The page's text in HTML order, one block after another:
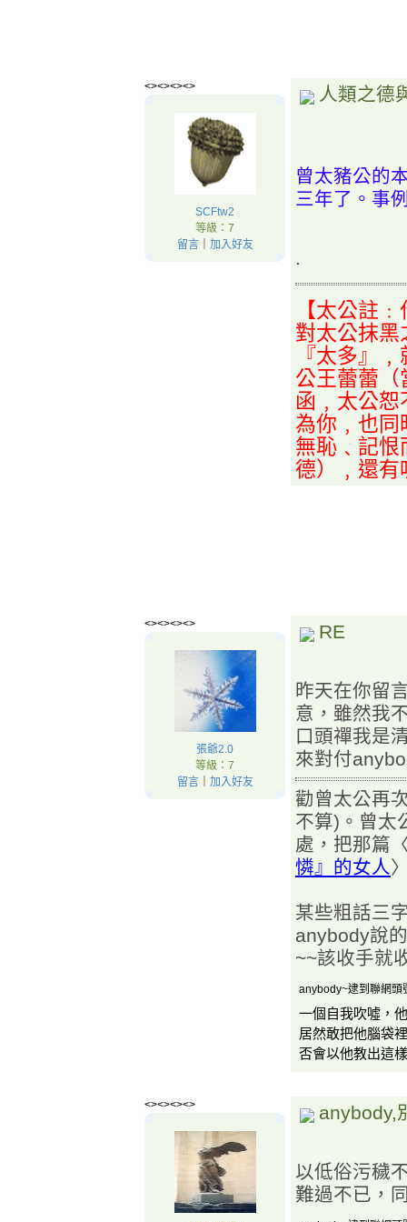
<><><><>
SCFtw2
等級：7
留言｜ 加入好友
人類之德
曾太豬公的
三年了。事
.
【太公註﹕
對太公抹黑
『太多』
公王蕾蕾（
函﹐太公
為你﹐也同
無恥﹑記恨
德）﹐還有
<><><><>
張爺2.0
等級：7
留言｜ 加入好友
RE
昨天在你留
意，雖然我
口頭禪我是
來對付
勸曾太公再
不算)。曾太
處，把那篇
憐』的女人
某些粗話三
anybody說
~~該收手就
anybody~逮到聯網頭
一個自我吹噓，
居然敢把他腦袋
否會以他教出這
<><><><> anybody,
以低俗污穢
難過不已，